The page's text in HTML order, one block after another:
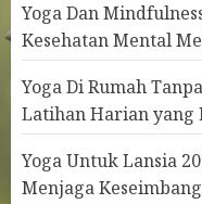
Yoga Dan
Kesehatan Mental
Yoga Di Rumah
Latihan Harian yang
Yoga Untuk Lansia
Menjaga